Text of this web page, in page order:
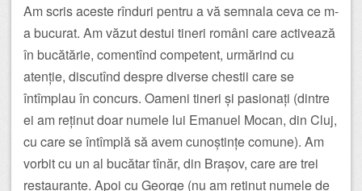
Am scris aceste rînduri pentru a vă semnala ceva ce m-
a bucurat. Am văzut destui tineri români care activează
în bucătărie, comentînd competent, urmărind cu
atenție, discutînd despre diverse chestii care se
întîmplau în concurs. Oameni tineri și pasionați (dintre
ei am reținut doar numele lui Emanuel Mocan, din Cluj,
cu care se întîmplă să avem cunoștințe comune). Am
vorbit cu un al bucătar tînăr, din Brașov, care are trei
restaurante. Apoi cu George (nu am reținut numele de